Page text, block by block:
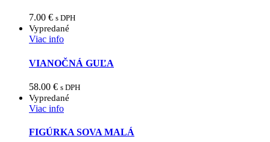
7.00 € s DPH
Vypredané
Viac info
VIANOČNÁ GUĽA
58.00 € s DPH
Vypredané
Viac info
FIGÚRKA SOVA MALÁ